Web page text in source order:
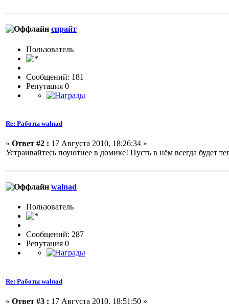
спрайт
Пользовaтeль
Сообщений: 181
Репутация 0
Re: Работы walnad
« Ответ #2 : 17 Августа 2010, 18:26:34 »
Устраивайтесь поуютнее в домике! Пусть в нём всегда будет
walnad
Пользовaтeль
Сообщений: 287
Репутация 0
Re: Работы walnad
« Ответ #3 : 17 Августа 2010, 18:51:50 »